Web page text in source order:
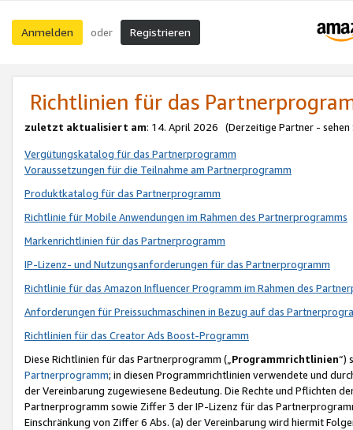
Anmelden oder Registrieren
Richtlinien für das
zuletzt aktualisiert am: 14. April 2026 (Derzeitige Partner - sehen
Vergütungskatalog für das Partnerprogramm
Voraussetzungen für die Teilnahme am Partnerprogramm
Produktkatalog für das Partnerprogramm
Richtlinie für Mobile Anwendungen im Rahmen des Partnerprogramms
Markenrichtlinien für das Partnerprogramm
IP-Lizenz- und Nutzungsanforderungen für das Partnerprogramm
Richtlinie für das Amazon Influencer Programm im Rahmen des
Anforderungen für Preissuchmaschinen in Bezug auf das
Richtlinien für das Creator Ads Boost-Programm
Diese Richtlinien für das Partnerprogramm („Programmrichtlinien“)
Partnerprogramm; in diesen Programmrichtlinien verwendete und
der Vereinbarung zugewiesene Bedeutung. Die Rechte und Pflichten
Partnerprogramm sowie Ziffer 3 der IP-Lizenz für das
Einschränkung von Ziffer 6 Abs. (a) der Vereinbarung wird hiermit